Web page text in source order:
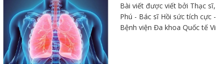
Bài viết được viết bởi Thạc
Phú - Bác sĩ Hồi sức tích cực
Bệnh viện Đa khoa Quốc tế